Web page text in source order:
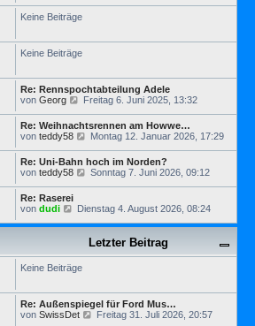
t
e
e
i
r
a
g
Keine Beiträge
Keine Beiträge
Re: Rennspochtabteilung Adele
von Georg
N
u
e
s
t
e
r
i
t
r
Freitag 6. Juni 2025, 13:32
Re: Weihnachtsrennen am Howwe…
von teddy58
N
u
e
s
t
r
e
Montag 12. Januar 2026, 17:29
Re: Uni-Bahn hoch im Norden?
von teddy58
N
s
t
r
B
a
g
Sonntag 7. Juni 2026, 09:12
Re: Raserei
von dudi
N
u
t
e
B
e
i
Dienstag 4. August 2026, 08:24
Letzter Beitrag
Keine Beiträge
Re: Außenspiegel für Ford Mus…
von SwissDet
NFreitag 31. Juli 2026, 20:57